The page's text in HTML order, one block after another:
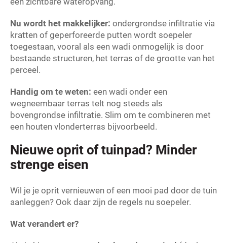
Nu wordt het makkelijker: ondergrondse infiltratie via
kratten of geperforeerde putten wordt soepeler
toegestaan, vooral als een wadi onmogelijk is door
bestaande structuren, het terras of de grootte van het
perceel.
Handig om te weten: een wadi onder een
wegneembaar terras telt nog steeds als
bovengrondse infiltratie. Slim om te combineren met
een houten vlonderterras bijvoorbeeld.
Nieuwe oprit of tuinpad? Minder
strenge eisen
Wil je je oprit vernieuwen of een mooi pad door de tuin
aanleggen? Ook daar zijn de regels nu soepeler.
Wat verandert er?